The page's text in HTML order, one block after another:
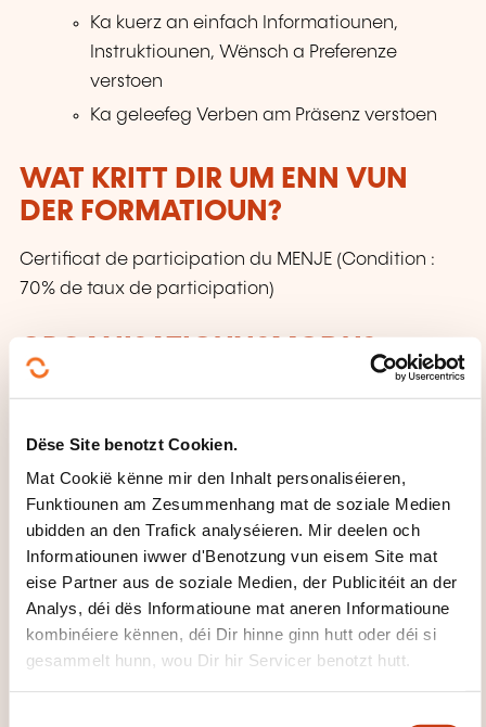
Dëse Site benotzt Cookien.
Mat Cookië kënne mir den Inhalt personaliséieren,
Funktiounen am Zesummenhang mat de soziale Medien
ubidden an den Trafick analyséieren. Mir deelen och
Informatiounen iwwer d'Benotzung vun eisem Site mat
eise Partner aus de soziale Medien, der Publicitéit an der
Analys, déi dës Informatioune mat aneren Informatioune
kombinéiere kënnen, déi Dir hinne ginn hutt oder déi si
gesammelt hunn, wou Dir hir Servicer benotzt hutt.
Ka kuerz an einfach Informatiounen,
Instruktiounen, Wënsch a Preferenze
verstoen
Ka geleefeg Verben am Präsenz verstoen
WAT KRITT DIR UM ENN VUN
DER FORMATIOUN?
Certificat de participation du MENJE (Condition :
70% de taux de participation)
ORGANISATIOUNSMODUS
Les inscriptions et les demandes d'informations
délivre la formation.
WÉI ENG ZOUSÄTZLECH
INFORMATIOUNE SI GUTT ZE
WËSSEN?
Renseignements complémentaires lors de
l'inscription